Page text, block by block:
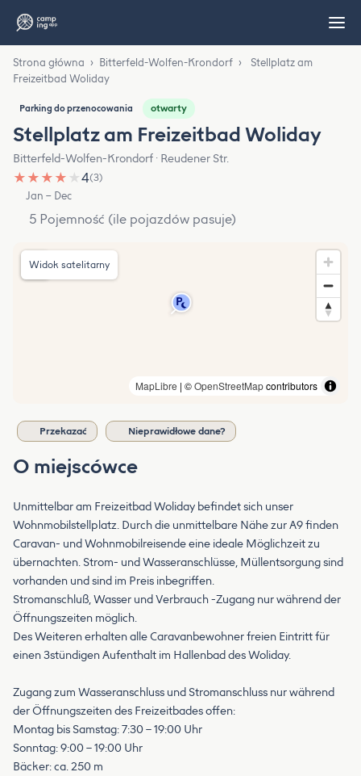
Strona główna › Bitterfeld-Wolfen-Krondorf ›
Stellplatz am
Freizeitbad Woliday
Parking do przenocowania otwarty
Stellplatz am Freizeitbad Woliday
Bitterfeld-Wolfen-Krondorf · Reudener Str.
★ ★ ★ ★ ★4(3)
Jan – Dec
5 Pojemność (ile pojazdów pasuje)
MapLibre | ©OpenStreetMapcontributors
Widok satelitarny
Przekazać Nieprawidłowe dane?
O miejscówce
Unmittelbar am Freizeitbad Woliday befindet sich unser
Wohnmobilstellplatz. Durch die unmittelbare Nähe zur A9 finden
Caravan- und Wohnmobilreisende eine ideale Möglichzeit zu
übernachten. Strom- und Wasseranschlüsse, Müllentsorgung sind
vorhanden und sind im Preis inbegriffen.
Stromanschluß, Wasser und Verbrauch -Zugang nur während der
Öffnungszeiten möglich.
Des Weiteren erhalten alle Caravanbewohner freien Eintritt für
einen 3stündigen Aufenthalt im Hallenbad des Woliday.
Zugang zum Wasseranschluss und Stromanschluss nur während
der Öffnungszeiten des Freizeitbades offen:
Montag bis Samstag: 7:30 – 19:00 Uhr
Sonntag: 9:00 – 19:00 Uhr
Bäcker: ca. 250 m